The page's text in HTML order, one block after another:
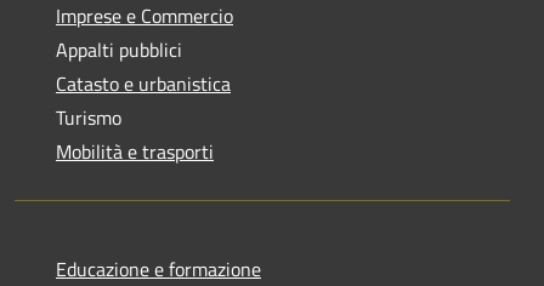
Imprese e Commercio
Appalti pubblici
Catasto e urbanistica
Turismo
Mobilità e trasporti
Educazione e formazione